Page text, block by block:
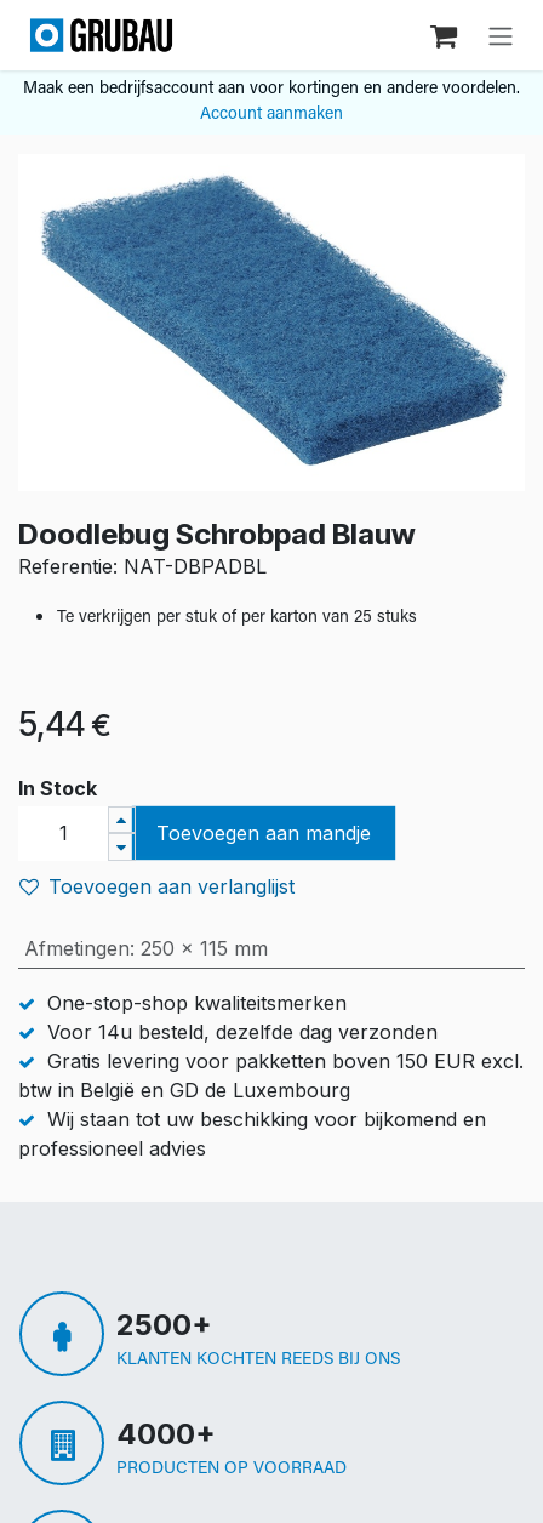
Overslaan naar inhoud
Maak een bedrijfsaccount aan voor kortingen en andere voordelen.
Account aanmaken
Doodlebug Schrobpad Blauw
Referentie: NAT-DBPADBL
Te verkrijgen per stuk of per karton van 25 stuks
5,44 €
In Stock
Toevoegen aan mandje
Toevoegen aan verlanglijst
Afmetingen: 250 x 115 mm
One-stop-shop kwaliteitsmerken
Voor 14u besteld, dezelfde dag verzonden
Gratis levering voor pakketten boven 150 EUR excl.
btw in België en GD de Luxembourg
Wij staan tot uw beschikking voor bijkomend en
professioneel advies
2500+
KLANTEN KOCHTEN REEDS BIJ ONS
4000+
PRODUCTEN OP VOORRAAD